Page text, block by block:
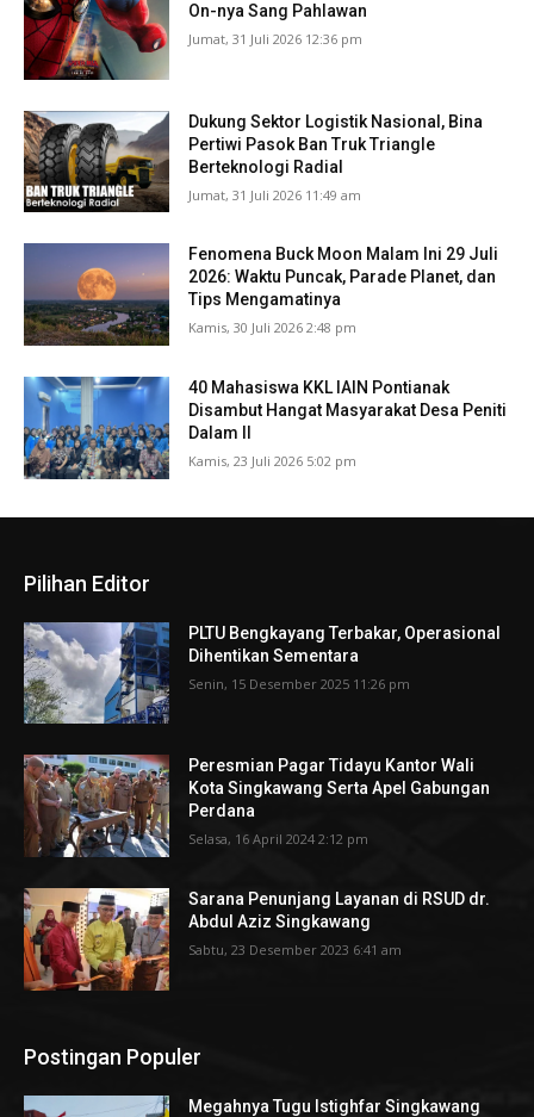
On-nya Sang Pahlawan
Jumat, 31 Juli 2026 12:36 pm
Dukung Sektor Logistik Nasional, Bina
Pertiwi Pasok Ban Truk Triangle
Berteknologi Radial
Jumat, 31 Juli 2026 11:49 am
Fenomena Buck Moon Malam Ini 29 Juli
2026: Waktu Puncak, Parade Planet, dan
Tips Mengamatinya
Kamis, 30 Juli 2026 2:48 pm
40 Mahasiswa KKL IAIN Pontianak
Disambut Hangat Masyarakat Desa Peniti
Dalam II
Kamis, 23 Juli 2026 5:02 pm
Pilihan Editor
PLTU Bengkayang Terbakar, Operasional
Dihentikan Sementara
Senin, 15 Desember 2025 11:26 pm
Peresmian Pagar Tidayu Kantor Wali
Kota Singkawang Serta Apel Gabungan
Perdana
Selasa, 16 April 2024 2:12 pm
Sarana Penunjang Layanan di RSUD dr.
Abdul Aziz Singkawang
Sabtu, 23 Desember 2023 6:41 am
Postingan Populer
Megahnya Tugu Istighfar Singkawang